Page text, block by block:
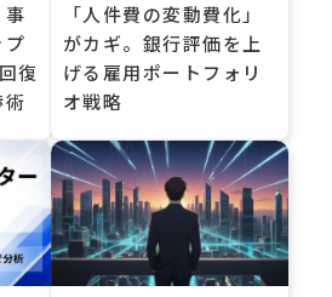
事
プ
復
術
「人件費の変動費化」
がカギ。銀行評価を上
げる雇用ポートフォリ
オ戦略